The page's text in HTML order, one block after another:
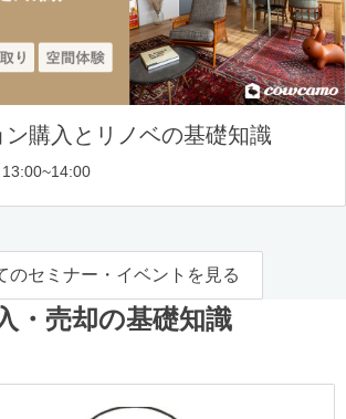
購入とリノベの基礎知識
のセミナー・イベントを見る
・売却の基礎知識